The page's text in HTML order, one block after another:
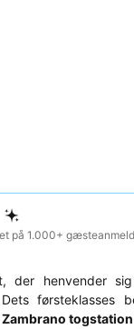
på 1.000+
der henvender
førsteklasses
togstation